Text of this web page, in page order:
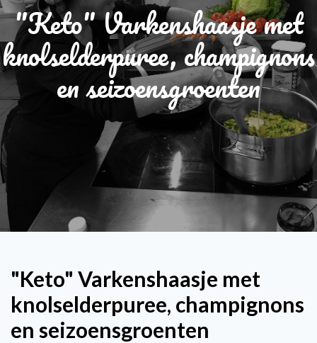
"Keto" Varkenshaasje met
knolselderpuree, champignons
en seizoensgroenten
"Keto" Varkenshaasje met
knolselderpuree, champignons
en seizoensgroenten